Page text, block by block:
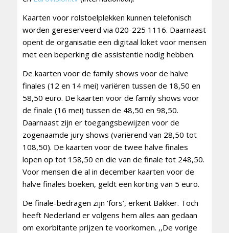
Kaarten voor rolstoelplekken kunnen telefonisch
worden gereserveerd via 020-225 1116. Daarnaast
opent de organisatie een digitaal loket voor mensen
met een beperking die assistentie nodig hebben.
De kaarten voor de family shows voor de halve
finales (12 en 14 mei) variëren tussen de 18,50 en
58,50 euro. De kaarten voor de family shows voor
de finale (16 mei) tussen de 48,50 en 98,50.
Daarnaast zijn er toegangsbewijzen voor de
zogenaamde jury shows (variërend van 28,50 tot
108,50). De kaarten voor de twee halve finales
lopen op tot 158,50 en die van de finale tot 248,50.
Voor mensen die al in december kaarten voor de
halve finales boeken, geldt een korting van 5 euro.
De finale-bedragen zijn ‘fors’, erkent Bakker. Toch
heeft Nederland er volgens hem alles aan gedaan
om exorbitante prijzen te voorkomen. ,,De vorige